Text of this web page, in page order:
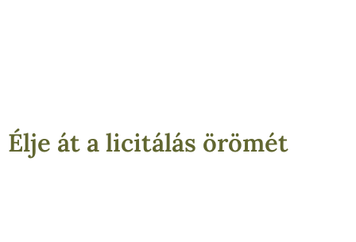
Élje át a licitálás örömét